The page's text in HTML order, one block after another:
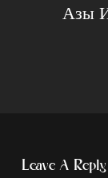
Азы
Leave A Reply